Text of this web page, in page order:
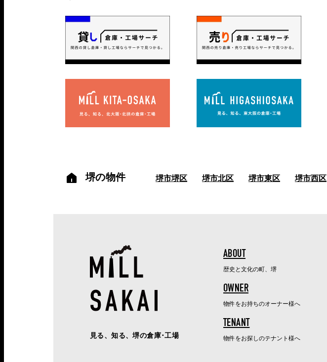
堺の物件 堺市堺区 堺市北区 堺市東区 堺市西区
見る、知る、堺の倉庫･工場
ABOUT
歴史と文化の町、堺
OWNER
物件をお持ちのオーナー様へ
TENANT
物件をお探しのテナント様へ